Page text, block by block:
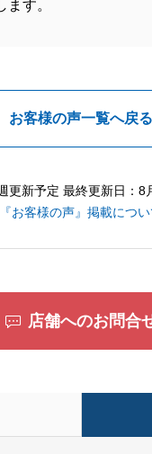
す。
お客様の声一覧へ戻る
更新予定 最終更新日：8
『お客様の声』掲載につ
店舗へのお問合